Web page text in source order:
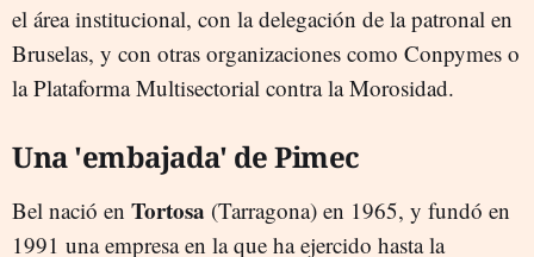
el área institucional, con la delegación de la patronal en
Bruselas, y con otras organizaciones como Conpymes o
la Plataforma Multisectorial contra la Morosidad.
Una 'embajada' de Pimec
Bel nació en Tortosa (Tarragona) en 1965, y fundó en
1991 una empresa en la que ha ejercido hasta la